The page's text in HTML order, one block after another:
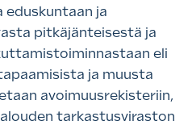
ja
pitkäjänteisestä ja
eli
ja muusta
avoimuusrekisteriin,
tarkastusviraston